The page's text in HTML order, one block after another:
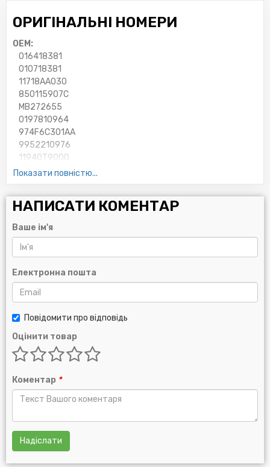
ОРИГІНАЛЬНІ НОМЕРИ
OEM:
016418381
010718381
11718AA030
850115907C
MB272655
0197810964
974F6C301AA
9952210976
11940T9000
9765243010
11721315356
9933200970
21066T9307
19974992
9932200975
9771333310
A004997369267
MD025522
645753
SE02103931
030518381A
D40415921
9933260980
950845
99919219650
1000459
21066T9308
11720V0701
Показати повністю...
НАПИСАТИ КОМЕНТАР
Ваше ім'я
Електронна пошта
Повідомити про відповідь
Оцінити товар
Коментар *
Надіслати